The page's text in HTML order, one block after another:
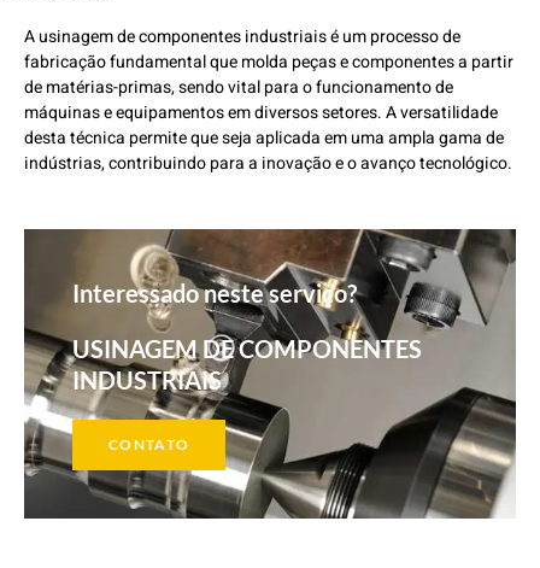
Interessado neste serviço?
USINAGEM DE COMPONENTES
INDUSTRIAIS​
CONTATO
A usinagem de componentes industriais é um processo de
fabricação fundamental que molda peças e componentes a partir
de matérias-primas, sendo vital para o funcionamento de
máquinas e equipamentos em diversos setores. A versatilidade
desta técnica permite que seja aplicada em uma ampla gama de
indústrias, contribuindo para a inovação e o avanço tecnológico.